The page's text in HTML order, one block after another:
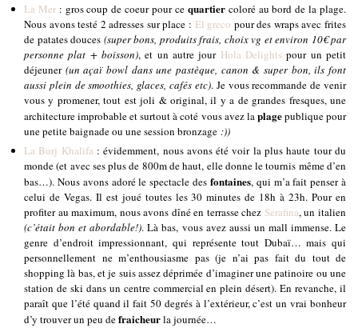
La Mer: gros coup de coeur pour ce quartiercoloré au bord de la plage.
Nous avons testé 2 adresses sur place : El greco pour des wraps avec frites
de patates douces (super bons, produits frais, choix vg et environ 10€ par
personne plat + boisson), et un autre jour Hola Delights pour un petit
déjeuner (un açaï bowl dans une pastèque, canon & super bon, ils font
aussi plein de smoothies, glaces, cafés etc). Je vous recommande de venir
vous y promener, tout est joli & original, il y a de grandes fresques, une
architecture improbable et surtout à coté vous avez laplagepublique pour
une petite baignade ou une session bronzage :))
La Burj Khalifa: évidemment, nous avons été voir la plus haute tour du
monde (et avec ses plus de 800m de haut, elle donne le tournis même d’en
bas…). Nous avons adoré le spectacle des fontaines, qui m’a fait penser à
celui de Vegas. Il est joué toutes les 30 minutes de 18h à 23h. Pour en
profiter au maximum, nous avons dîné en terrasse chez Serafina, un italien
(c’était bon et abordable!). Là bas, vous avez aussi un mall immense. Le
genre d’endroit impressionnant, qui représente tout Dubaï… mais qui
personnellement ne m’enthousiasme pas (je n’ai pas fait du tout de
shopping là bas, et je suis assez déprimée d’imaginer une patinoire ou une
station de ski dans un centre commercial en plein désert). En revanche, il
paraît que l’été quand il fait 50 degrés à l’extérieur, c’est un vrai bonheur
d’y trouver un peu defraicheurla journée…